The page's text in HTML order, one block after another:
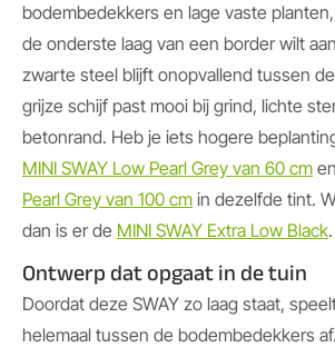
bodembedekkers en lage vaste
de onderste laag van een border wilt
zwarte steel blijft onopvallend tussen
grijze schijf past mooi bij grind, lichte
betonrand. Heb je iets hogere
MINI SWAY Low Pearl Grey van 60 cm
Pearl Grey van 100 cm in dezelfde tint.
dan is er de MINI SWAY Extra Low Black.
Ontwerp dat opgaat in de tuin
Doordat deze SWAY zo laag staat,
helemaal tussen de bodembedekkers